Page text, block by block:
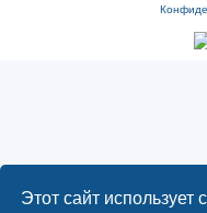
Этот сайт использует